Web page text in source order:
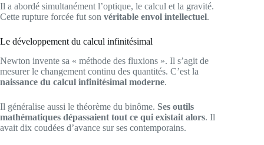
Il a abordé simultanément l’optique, le calcul et la gravité.
Cette rupture forcée fut son véritable envol intellectuel.
Le développement du calcul infinitésimal
Newton invente sa « méthode des fluxions ». Il s’agit de
mesurer le changement continu des quantités. C’est la
naissance du calcul infinitésimal moderne.
Il généralise aussi le théorème du binôme. Ses outils
mathématiques dépassaient tout ce qui existait alors. Il
avait dix coudées d’avance sur ses contemporains.